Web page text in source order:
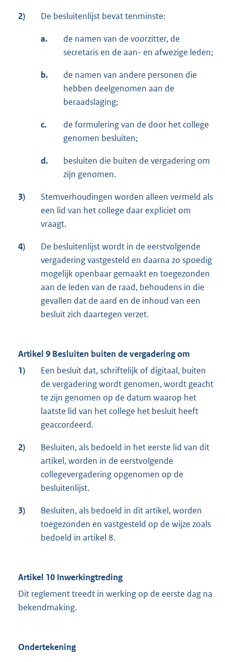
2) De besluitenlijst bevat tenminste:
a.
de namen van de voorzitter, de
secretaris en de aan- en afwezige leden;
b.
de namen van andere personen die
hebben deelgenomen aan de
beraadslaging;
c.
de formulering van de door het college
genomen besluiten;
d.
besluiten die buiten de vergadering om
zijn genomen.
3)
Stemverhoudingen worden alleen vermeld als
een lid van het college daar expliciet om
vraagt.
4)
De besluitenlijst wordt in de eerstvolgende
vergadering vastgesteld en daarna zo spoedig
mogelijk openbaar gemaakt en toegezonden
aan de leden van de raad, behoudens in die
gevallen dat de aard en de inhoud van een
besluit zich daartegen verzet.
Artikel 9 Besluiten buiten de vergadering om
1)
Een besluit dat, schriftelijk of digitaal, buiten
de vergadering wordt genomen, wordt geacht
te zijn genomen op de datum waarop het
laatste lid van het college het besluit heeft
geaccordeerd.
2)
Besluiten, als bedoeld in het eerste lid van dit
artikel, worden in de eerstvolgende
collegevergadering opgenomen op de
besluitenlijst.
3)
Besluiten, als bedoeld in dit artikel, worden
toegezonden en vastgesteld op de wijze zoals
bedoeld in artikel 8.
Artikel 10 Inwerkingtreding
Dit reglement treedt in werking op de eerste dag na
bekendmaking.
Ondertekening